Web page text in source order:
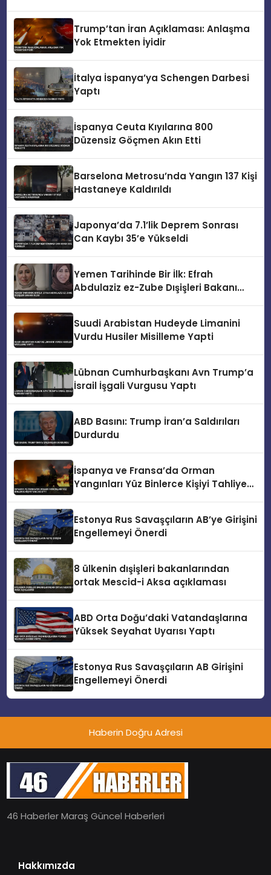
Trump’tan İran Açıklaması: Anlaşma
Yok Etmekten İyidir
İtalya İspanya’ya Schengen Darbesi
Yaptı
İspanya Ceuta Kıyılarına 800
Düzensiz Göçmen Akın Etti
Barselona Metrosu’nda Yangın 137 Kişi
Hastaneye Kaldırıldı
Japonya’da 7.1’lik Deprem Sonrası
Can Kaybı 35’e Yükseldi
Yemen Tarihinde Bir İlk: Efrah
Abdulaziz ez-Zube Dışişleri Bakanı
Suudi Arabistan Hudeyde Limanini
Vurdu Husiler Misilleme Yapti
Lübnan Cumhurbaşkanı Avn Trump’a
İsrail İşgali Vurgusu Yaptı
ABD Basını: Trump İran’a Saldırıları
Durdurdu
İspanya ve Fransa’da Orman
Yangınları Yüz Binlerce Kişiyi Tahliye
Estonya Rus Savaşçıların AB’ye Girişini
Engellemeyi Önerdi
8 ülkenin dışişleri bakanlarından
ortak Mescid-i Aksa açıklaması
ABD Orta Doğu’daki Vatandaşlarına
Yüksek Seyahat Uyarısı Yaptı
Estonya Rus Savaşçıların AB Girişini
Engellemeyi Önerdi
Haberin Doğru Adresi
46 Haberler Maraş Güncel Haberleri
Hakkımızda